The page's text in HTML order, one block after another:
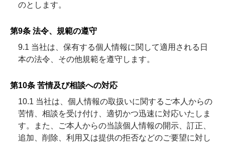
のとします。
第9条 法令、規範の遵守
9.1 当社は、保有する個人情報に関して適用される日
本の法令、その他規範を遵守します。
第10条 苦情及び相談への対応
10.1 当社は、個人情報の取扱いに関するご本人からの
苦情、相談を受け付け、適切かつ迅速に対応いたしま
す。また、ご本人からの当該個人情報の開示、訂正、
追加、削除、利用又は提供の拒否などのご要望に対し